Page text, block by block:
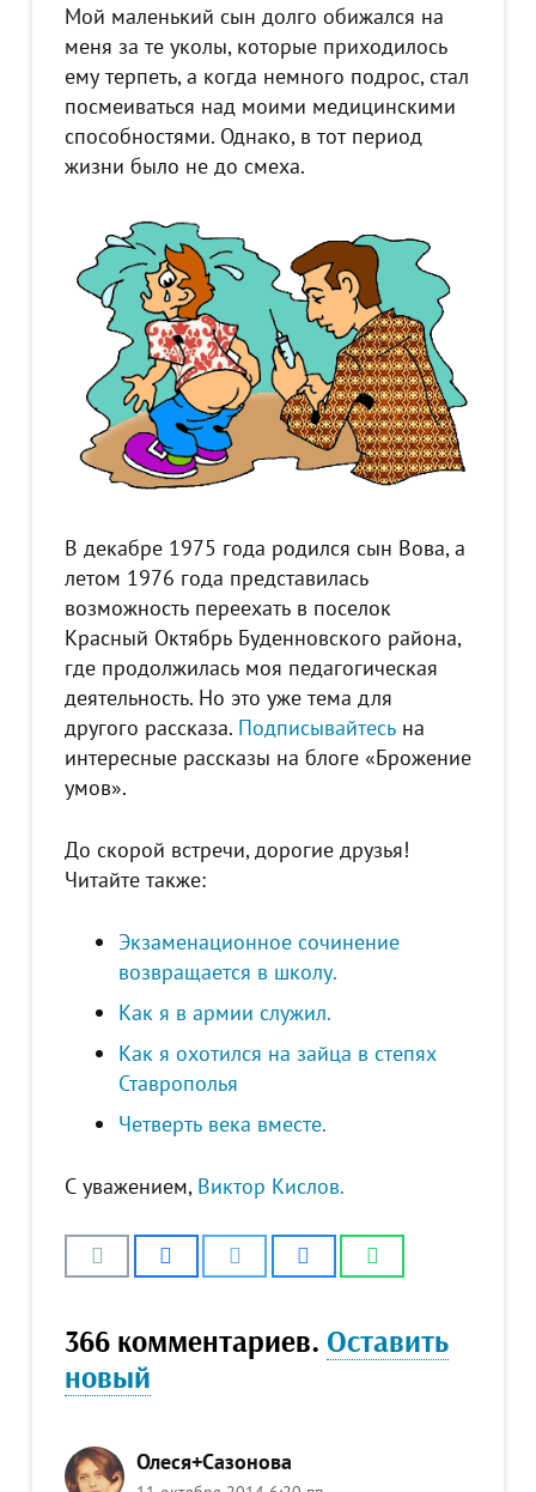
Мой маленький сын долго обижался на
меня за те уколы, которые приходилось
ему терпеть, а когда немного подрос, стал
посмеиваться над моими медицинскими
способностями. Однако, в тот период
жизни было не до смеха.
В декабре 1975 года родился сын Вова, а
летом 1976 года представилась
возможность переехать в поселок
Красный Октябрь Буденновского района,
где продолжилась моя педагогическая
деятельность. Но это уже тема для
другого рассказа. Подписывайтесь на
интересные рассказы на блоге «Брожение
умов».
До скорой встречи, дорогие друзья!
Читайте также:
Экзаменационное сочинение
возвращается в школу.
Как я в армии служил.
Как я охотился на зайца в степях
Ставрополья
Четверть века вместе.
С уважением, Виктор Кислов.
366 комментариев. Оставить
новый
Олеся+Сазонова